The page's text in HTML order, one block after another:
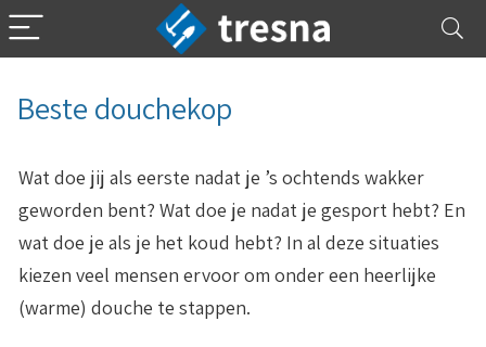
Beste douchekop
Wat doe jij als eerste nadat je ’s ochtends wakker
geworden bent? Wat doe je nadat je gesport hebt? En
wat doe je als je het koud hebt? In al deze situaties
kiezen veel mensen ervoor om onder een heerlijke
(warme) douche te stappen.